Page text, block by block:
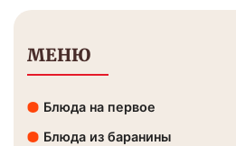
МЕНЮ
Блюда на первое
Блюда из баранины